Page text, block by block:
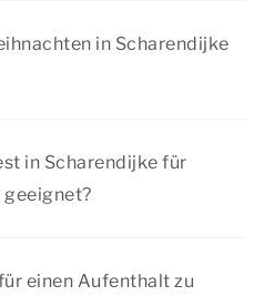
in Scharendijke
in Scharendijke für
geeignet?
einen Aufenthalt zu